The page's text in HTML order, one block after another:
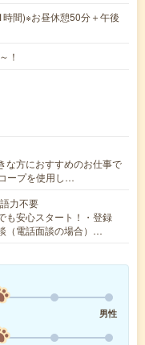
間)※お昼休憩50分＋午後
！
な方におすすめのお仕事で
ープを使用し…
力不要
も安心スタート！・登録
（電話面談の場合）…
男性